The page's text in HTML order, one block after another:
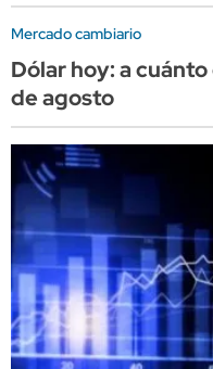
Mercado cambiario
Dólar hoy: a
de agosto